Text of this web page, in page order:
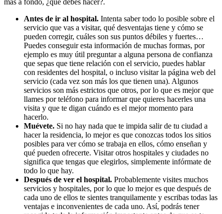
más a fondo, ¿qué debes hacer?.
Antes de ir al hospital. Intenta saber todo lo posible sobre el
servicio que vas a visitar, qué desventajas tiene y cómo se
pueden corregir, cuáles son sus puntos débiles y fuertes…
Puedes conseguir esta información de muchas formas, por
ejemplo es muy útil preguntar a alguna persona de confianza
que sepas que tiene relación con el servicio, puedes hablar
con residentes del hospital, o incluso visitar la página web del
servicio (cada vez son más los que tienen una). Algunos
servicios son más estrictos que otros, por lo que es mejor que
llames por teléfono para informar que quieres hacerles una
visita y que te digan cuándo es el mejor momento para
hacerlo.
Muévete. Si no hay nada que te impida salir de tu ciudad a
hacer la residencia, lo mejor es que conozcas todos los sitios
posibles para ver cómo se trabaja en ellos, cómo enseñan y
qué pueden ofrecerte. Visitar otros hospitales y ciudades no
significa que tengas que elegirlos, simplemente infórmate de
todo lo que hay.
Después de ver el hospital. Probablemente visites muchos
servicios y hospitales, por lo que lo mejor es que después de
cada uno de ellos te sientes tranquilamente y escribas todas las
ventajas e inconvenientes de cada uno. Así, podrás tener